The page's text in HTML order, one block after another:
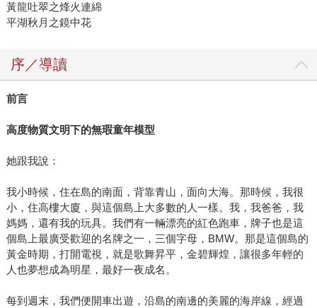
黃龍吐翠之烽火連綿
平湖秋月之鏡中花
序／導讀
前言
高度物質文明下的無瑕童年模型
她跟我說：
我小時候，住在島的南面，背靠青山，面向大海。那時候，我很
小，住高樓大廈，與這個島上大多數的人一樣。我，我爸爸，我
媽媽，還有我的玩具。我們有一輛漂亮的紅色跑車，牌子也是這
個島上最廣受歡迎的名牌之一，三個字母，BMW。那是這個島的
黃金時期，打開電視，就是歌舞昇平，金碧輝煌，讓很多年輕的
人也夢想成為明星，最好一夜成名。
每到週末，我們便開車出遊，沿島的南邊的美麗的海岸線，經過